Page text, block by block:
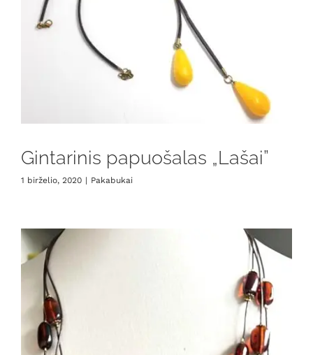
Gintarinis papuošalas „Lašai”
1 birželio, 2020 | Pakabukai